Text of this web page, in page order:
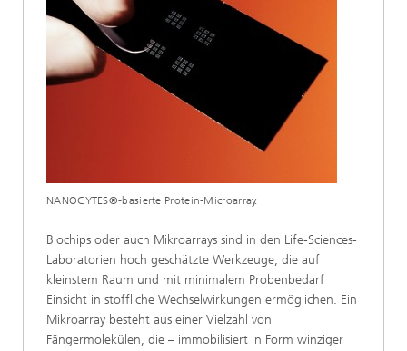
NANOCYTES®-basierte Protein-Microarray.
Biochips oder auch Mikroarrays sind in den Life-Sciences-
Laboratorien hoch geschätzte Werkzeuge, die auf
kleinstem Raum und mit minimalem Probenbedarf
Einsicht in stoffliche Wechselwirkungen ermöglichen. Ein
Mikroarray besteht aus einer Vielzahl von
Fängermolekülen, die – immobilisiert in Form winziger